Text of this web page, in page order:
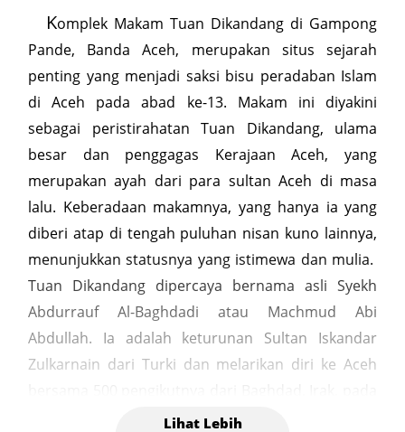
Komplek Makam Tuan Dikandang di Gampong
Pande, Banda Aceh, merupakan situs sejarah
penting yang menjadi saksi bisu peradaban Islam
di Aceh pada abad ke-13. Makam ini diyakini
sebagai peristirahatan Tuan Dikandang, ulama
besar dan penggagas Kerajaan Aceh, yang
merupakan ayah dari para sultan Aceh di masa
lalu. Keberadaan makamnya, yang hanya ia yang
diberi atap di tengah puluhan nisan kuno lainnya,
menunjukkan statusnya yang istimewa dan mulia.
Tuan Dikandang dipercaya bernama asli Syekh
Abdurrauf Al-Baghdadi atau Machmud Abi
Abdullah. Ia adalah keturunan Sultan Iskandar
Zulkarnain dari Turki dan melarikan diri ke Aceh
masa Bani Abbasiyah. Ia juga dikenal sebagai